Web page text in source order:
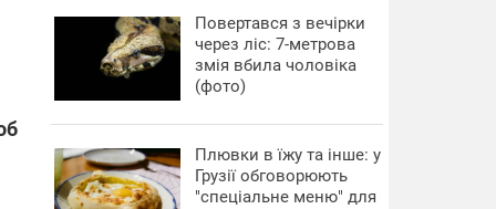
Повертався з вечірки
через ліс: 7-метрова
змія вбила чоловіка
(фото)
Плювки в їжу та інше: у
Грузії обговорюють
"спеціальне меню" для